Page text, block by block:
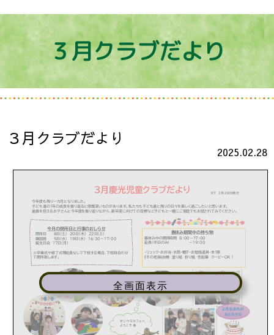
３月クラブだより
３月クラブだより
2025.02.28
全画面表示